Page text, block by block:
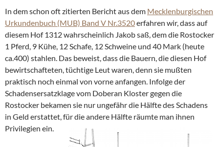
In dem schon oft zitierten Bericht aus dem Mecklenburgischen
Urkundenbuch (MUB) Band V Nr.3520erfahren wir, dass auf
diesem Hof 1312 wahrscheinlich Jakob saß, dem die Rostocker
1 Pferd, 9 Kühe, 12 Schafe, 12 Schweine und 40 Mark (heute
ca.400) stahlen. Das beweist, dass die Bauern, die diesen Hof
bewirtschafteten, tüchtige Leut waren, denn sie mußten
praktisch noch einmal von vorne anfangen. Infolge der
Schadensersatzklage vom Doberan Kloster gegen die
Rostocker bekamen sie nur ungefähr die Hälfte des Schadens
in Geld erstattet, für die andere Hälfte räumte man ihnen
Privilegien ein.